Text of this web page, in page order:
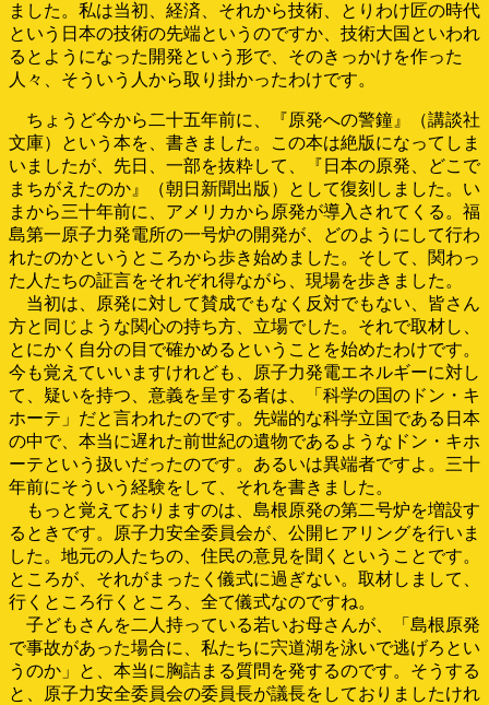
ました。私は当初、経済、それから技術、とりわけ匠の時代
という日本の技術の先端というのですか、技術大国といわれ
るとようになった開発という形で、そのきっかけを作った
人々、そういう人から取り掛かったわけです。
ちょうど今から二十五年前に、『原発への警鐘』（講談社
文庫）という本を、書きました。この本は絶版になってしま
いましたが、先日、一部を抜粋して、『日本の原発、どこで
まちがえたのか』（朝日新聞出版）として復刻しました。い
まから三十年前に、アメリカから原発が導入されてくる。福
島第一原子力発電所の一号炉の開発が、どのようにして行わ
れたのかというところから歩き始めました。そして、関わっ
た人たちの証言をそれぞれ得ながら、現場を歩きました。
当初は、原発に対して賛成でもなく反対でもない、皆さん
方と同じような関心の持ち方、立場でした。それで取材し、
とにかく自分の目で確かめるということを始めたわけです。
今も覚えていいますけれども、原子力発電エネルギーに対し
て、疑いを持つ、意義を呈する者は、「科学の国のドン・キ
ホーテ」だと言われたのです。先端的な科学立国である日本
の中で、本当に遅れた前世紀の遺物であるようなドン・キホ
ーテという扱いだったのです。あるいは異端者ですよ。三十
年前にそういう経験をして、それを書きました。
もっと覚えておりますのは、島根原発の第二号炉を増設す
るときです。原子力安全委員会が、公開ヒアリングを行いま
した。地元の人たちの、住民の意見を聞くということです。
ところが、それがまったく儀式に過ぎない。取材しまして、
行くところ行くところ、全て儀式なのですね。
子どもさんを二人持っている若いお母さんが、「島根原発
で事故があった場合に、私たちに宍道湖を泳いで逃げろとい
うのか」と、本当に胸詰まる質問を発するのです。そうする
と、原子力安全委員会の委員長が議長をしておりましたけれ